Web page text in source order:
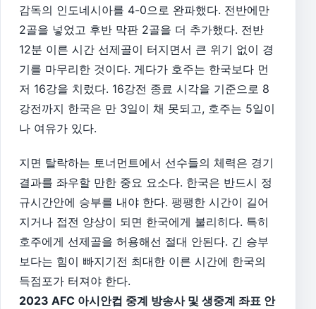
감독의 인도네시아를 4-0으로 완파했다. 전반에만
2골을 넣었고 후반 막판 2골을 더 추가했다. 전반
12분 이른 시간 선제골이 터지면서 큰 위기 없이 경
기를 마무리한 것이다. 게다가 호주는 한국보다 먼
저 16강을 치렀다. 16강전 종료 시각을 기준으로 8
강전까지 한국은 만 3일이 채 못되고, 호주는 5일이
나 여유가 있다.
지면 탈락하는 토너먼트에서 선수들의 체력은 경기
결과를 좌우할 만한 중요 요소다. 한국은 반드시 정
규시간안에 승부를 내야 한다. 팽팽한 시간이 길어
지거나 접전 양상이 되면 한국에게 불리히다. 특히
호주에게 선제골을 허용해선 절대 안된다. 긴 승부
보다는 힘이 빠지기전 최대한 이른 시간에 한국의
득점포가 터져야 한다.
2023 AFC 아시안컵 중계 방송사 및 생중계 좌표 안